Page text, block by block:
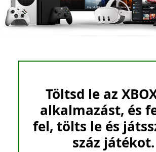
Töltsd le az
alkalmazást, és
fel, tölts le és
száz játékot.